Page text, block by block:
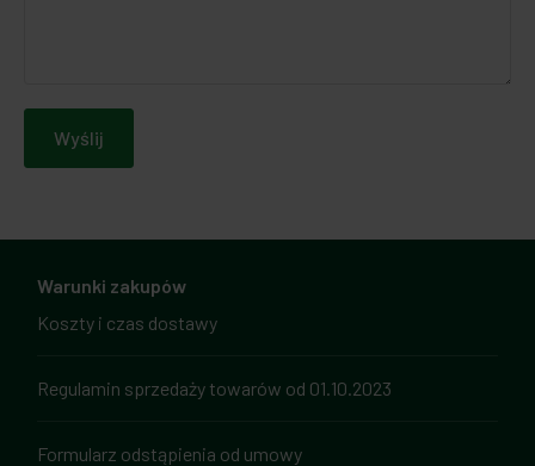
Wyślij
Warunki zakupów
Koszty i czas dostawy
Regulamin sprzedaży towarów od 01.10.2023
Formularz odstąpienia od umowy